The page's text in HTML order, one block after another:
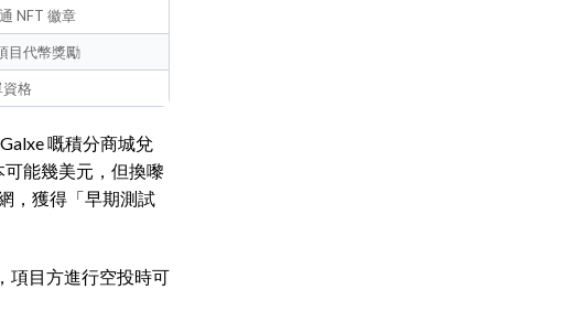
NFT 徽章
目代幣獎勵
資格
嘅積分商城兌
能幾美元，但換嚟
，獲得「早期測試
項目方進行空投時可